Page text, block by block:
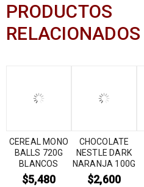
PRODUCTOS
RELACIONADOS
CEREAL MONO
BALLS 720G
BLANCOS
$5,480
CHOCOLATE
NESTLE DARK
NARANJA 100G
$2,600